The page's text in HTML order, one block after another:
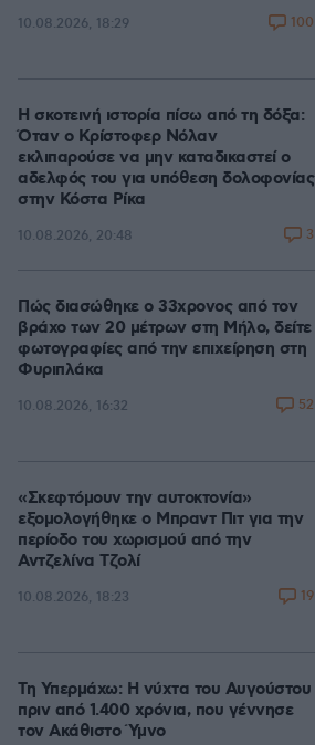
10.08.2026, 18:29 100
Η σκοτεινή ιστορία πίσω από τη δόξα:
Όταν ο Κρίστοφερ Νόλαν
εκλιπαρούσε να μην καταδικαστεί ο
αδελφός του για υπόθεση δολοφονίας
στην Κόστα Ρίκα
10.08.2026, 20:48 3
Πώς διασώθηκε ο 33χρονος από τον
βράχο των 20 μέτρων στη Μήλο, δείτε
φωτογραφίες από την επιχείρηση στη
Φυριπλάκα
10.08.2026, 16:32 52
«Σκεφτόμουν την αυτοκτονία»
εξομολογήθηκε ο Μπραντ Πιτ για την
περίοδο του χωρισμού από την
Αντζελίνα Τζολί
10.08.2026, 18:23 19
Τη Υπερμάχω: Η νύχτα του Αυγούστου
πριν από 1.400 χρόνια, που γέννησε
τον Ακάθιστο Ύμνο